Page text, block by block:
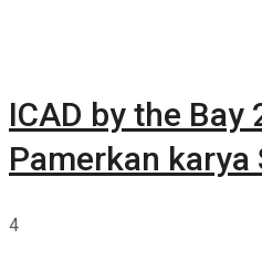
ICAD by the Bay
Pamerkan karya
4